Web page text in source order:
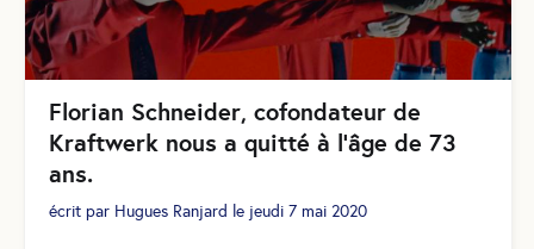
Florian Schneider, cofondateur de
Kraftwerk nous a quitté à l’âge de 73
ans.
écrit par Hugues Ranjard le jeudi 7 mai 2020